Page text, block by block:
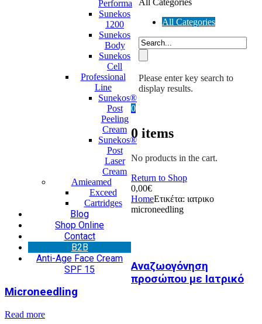
Performa
Sunekos
1200
Sunekos
Body
Sunekos
Cell
Professional
Line
Sunekos®
Post
Peeling
Cream
Sunekos®
Post
Laser
Cream
Amieamed
Exceed
Cartridges
Blog
Shop Online
Contact
Β2Β
Anti-Age Face Cream
SPF 15
All Categories
All Categories
Please enter key search to
display results.
0
0 items
No products in the cart.
Return to Shop
0,00€
HomeΕτικέτα: ιατρικο
microneedling
Αναζωογόνηση
προσώπου με Ιατρικό
Microneedling
Read more